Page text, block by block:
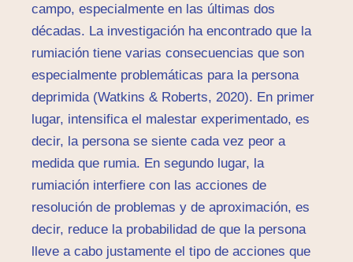
campo, especialmente en las últimas dos
décadas. La investigación ha encontrado que la
rumiación tiene varias consecuencias que son
especialmente problemáticas para la persona
deprimida (Watkins & Roberts, 2020). En primer
lugar, intensifica el malestar experimentado, es
decir, la persona se siente cada vez peor a
medida que rumia. En segundo lugar, la
rumiación interfiere con las acciones de
resolución de problemas y de aproximación, es
decir, reduce la probabilidad de que la persona
lleve a cabo justamente el tipo de acciones que